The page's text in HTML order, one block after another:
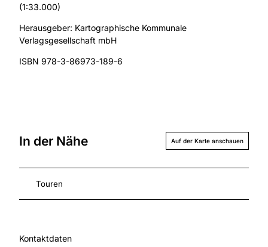
(1:33.000)
Herausgeber: Kartographische Kommunale
Verlagsgesellschaft mbH
ISBN 978-3-86973-189-6
In der Nähe Auf der Karte anschauen
Touren
Kontaktdaten